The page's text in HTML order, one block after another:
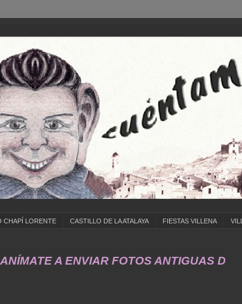
CHAPÍ LORENTE CASTILLO DE LA ATALAYA FIESTAS VILLENA
FOTOS ANTIGUAS DE ...